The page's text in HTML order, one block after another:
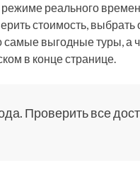
реального
стоимость, выбрать
самые выгодные туры, а
в конце странице.
Проверить все